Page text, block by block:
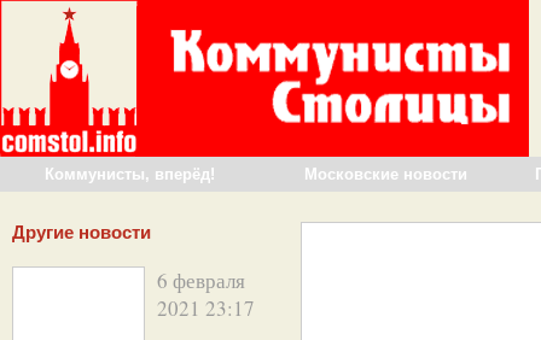
Коммунисты, вперёд! Московские новости
Другие новости
6 февраля
2021 23:17